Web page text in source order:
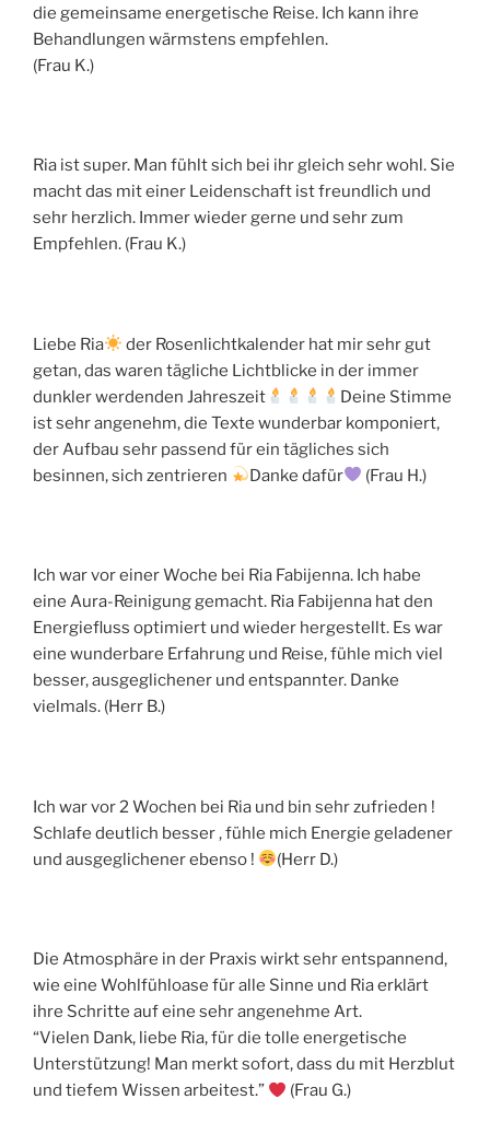
die gemeinsame energetische Reise. Ich kann ihre
Behandlungen wärmstens empfehlen.
(Frau K.)
Ria ist super. Man fühlt sich bei ihr gleich sehr wohl. Sie
macht das mit einer Leidenschaft ist freundlich und
sehr herzlich. Immer wieder gerne und sehr zum
Empfehlen. (Frau K.)
Liebe Ria
der Rosenlichtkalender hat mir sehr gut
getan, das waren tägliche Lichtblicke in der immer
dunkler werdenden Jahreszeit
Deine Stimme
ist sehr angenehm, die Texte wunderbar komponiert,
der Aufbau sehr passend für ein tägliches sich
besinnen, sich zentrieren
Danke dafür (Frau H.)
Ich war vor einer Woche bei Ria Fabijenna. Ich habe
eine Aura-Reinigung gemacht. Ria Fabijenna hat den
Energiefluss optimiert und wieder hergestellt. Es war
eine wunderbare Erfahrung und Reise, fühle mich viel
besser, ausgeglichener und entspannter. Danke
vielmals. (Herr B.)
Ich war vor 2 Wochen bei Ria und bin sehr zufrieden !
Schlafe deutlich besser , fühle mich Energie geladener
und ausgeglichener ebenso !
(Herr D.)
Die Atmosphäre in der Praxis wirkt sehr entspannend,
wie eine Wohlfühloase für alle Sinne und Ria erklärt
ihre Schritte auf eine sehr angenehme Art.
“Vielen Dank, liebe Ria, für die tolle energetische
Unterstützung! Man merkt sofort, dass du mit Herzblut
und tiefem Wissen arbeitest.”
(Frau G.)